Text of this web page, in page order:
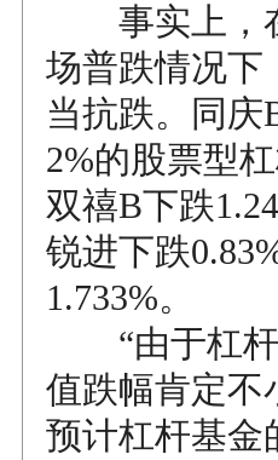
事实上，在
场普跌情况下
当抗跌。同庆
2%的股票型
双禧B下跌
锐进下跌
1.733%。
“由于杠杆
值跌幅肯定不
预计杠杆基金